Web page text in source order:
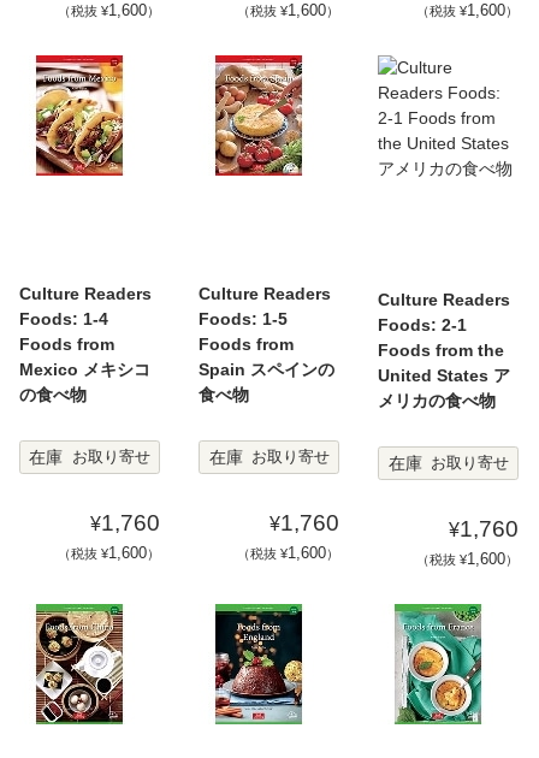
（税抜 ¥1,600） （税抜 ¥1,600） （税抜 ¥1,600）
Culture Readers
Foods: 1-4
Foods from
Mexico メキシコ
の食べ物
在庫 お取り寄せ
¥1,760
（税抜 ¥1,600）
Culture Readers
Foods: 1-5
Foods from
Spain スペインの
食べ物
在庫 お取り寄せ
¥1,760
（税抜 ¥1,600）
Culture Readers
Foods: 2-1
Foods from the
United States ア
メリカの食べ物
在庫 お取り寄せ
¥1,760
（税抜 ¥1,600）